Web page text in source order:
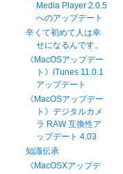
Media Player 2.0.5
へのアップデート
辛くて初めて人は幸
せになるんです。
《MacOSアップデー
ト》iTunes 11.0.1
アップデート
《MacOSアップデー
ト》デジタルカメ
ラ RAW 互換性ア
ップデート 4.03
知識伝承
《MacOSXアップデ